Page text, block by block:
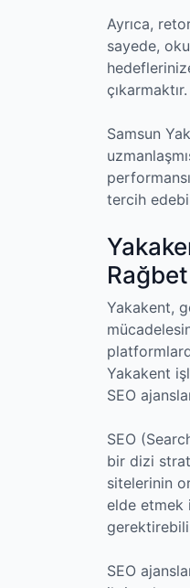
Ayrıca,
sayede,
çıkarmaktır.
Samsun
tercih
Yakakent,
Yakakent
SEO
SEO
bir dizi
sitelerinin
elde etmek
SEO